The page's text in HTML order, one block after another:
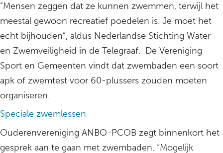
“Mensen zeggen dat ze kunnen zwemmen, terwijl het
meestal gewoon recreatief poedelen is. Je moet het
echt bijhouden”, aldus Nederlandse Stichting Water-
en Zwemveiligheid in de Telegraaf. De Vereniging
Sport en Gemeenten vindt dat zwembaden een soort
apk of zwemtest voor 60-plussers zouden moeten
organiseren.
Speciale zwemlessen
Ouderenvereniging ANBO-PCOB zegt binnenkort het
gesprek aan te gaan met zwembaden. “Mogelijk